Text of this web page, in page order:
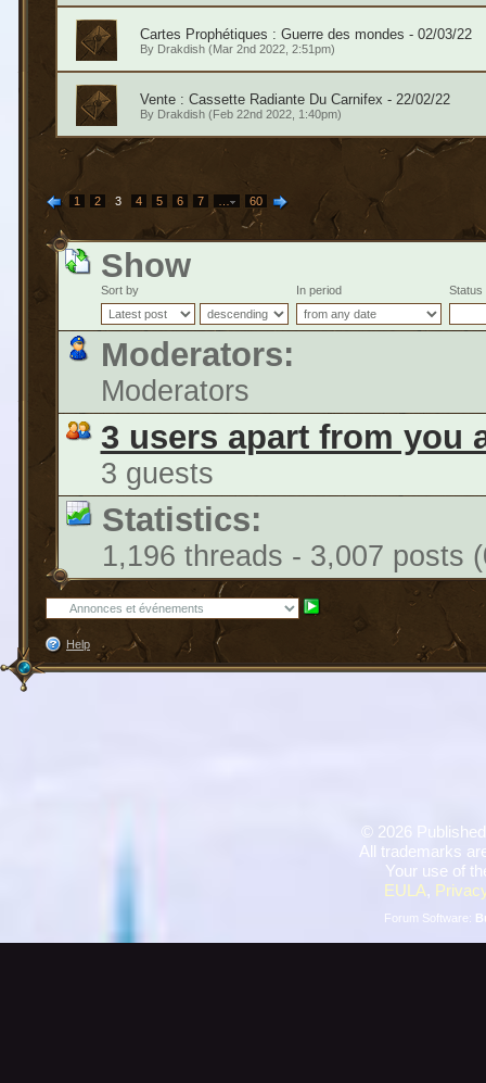
Cartes Prophétiques : Guerre des mondes - 02/03/22
By Drakdish(Mar 2nd 2022, 2:51pm)
Vente : Cassette Radiante Du Carnifex - 22/02/22
By Drakdish(Feb 22nd 2022, 1:40pm)
1 2 3 4 5 6 7 60
Show
Sort by In period Status
Moderators:
Moderators
3 users apart from you
3 guests
Statistics:
1,196 threads - 3,007 posts
Help
© 2026
All trademarks
Your use of
EULA,
Forum Software: